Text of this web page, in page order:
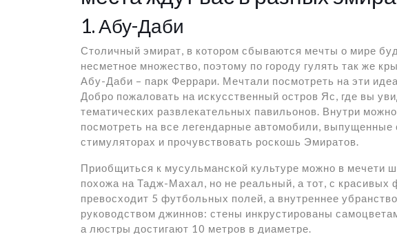
1. Абу-Даби
Столичный эмират, в котором сбываются мечты о мире
несметное множество, поэтому по городу гулять так же
Абу-Даби – парк Феррари. Мечтали посмотреть на эти
Добро пожаловать на искусственный остров Яс, где вы
тематических развлекательных павильонов. Внутри
посмотреть на все легендарные автомобили, выпущенные
стимуляторах и прочувствовать роскошь Эмиратов.
Приобщиться к мусульманской культуре можно в мечети
похожа на Тадж-Махал, но не реальный, а тот, с
превосходит 5 футбольных полей, а внутреннее
руководством джиннов: стены инкрустированы
а люстры достигают 10 метров в диаметре.